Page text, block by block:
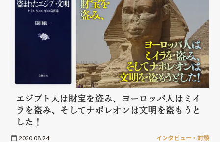
エジプト人は財宝を盗み、ヨーロッパ人はミイ
ラを盗み、そしてナポレオンは文明を盗もうと
した！
2020.08.24 インタビュー・対談